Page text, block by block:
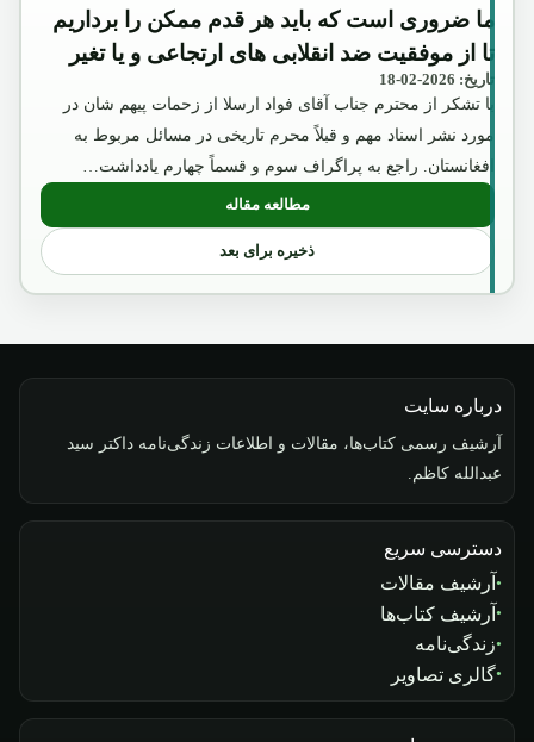
ما ضروری است که باید هر قدم ممکن را برداریم
تا از موفقیت ضد انقلابی های ارتجاعی و یا تغیر
موضع حفیظ الله امین به طرف غرب جلوگیری
شود.»
تاریخ: 2026-02-18
با تشکر از محترم جناب آقای فواد ارسلا از زحمات پیهم شان در
مورد نشر اسناد مهم و قبلاً محرم تاریخی در مسائل مربوط به
افغانستان. راجع به پراگراف سوم و قسماً چهارم یادداشت…
مطالعه مقاله: با درنظر داشت موضوعات متذکره در
ذخیره برای بعد
درباره سایت
آرشیف رسمی کتاب‌ها، مقالات و اطلاعات زندگی‌نامه داکتر سید
عبدالله کاظم.
دسترسی سریع
آرشیف مقالات
آرشیف کتاب‌ها
زندگی‌نامه
گالری تصاویر